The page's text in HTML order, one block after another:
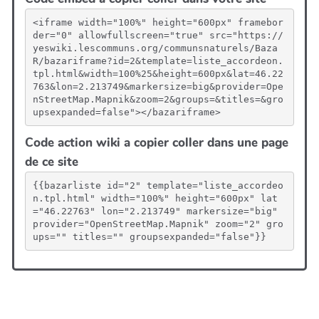
<iframe width="100%" height="600px" framebor
der="0" allowfullscreen="true" src="https://
yeswiki.lescommuns.org/communsnaturels/Baza
R/bazariframe?id=2&template=liste_accordeon.
tpl.html&width=100%25&height=600px&lat=46.22
763&lon=2.213749&markersize=big&provider=Ope
nStreetMap.Mapnik&zoom=2&groups=&titles=&gro
upsexpanded=false"></bazariframe>
Code action wiki a copier coller dans une page
de ce site
{{bazarliste id="2" template="liste_accordeo
n.tpl.html" width="100%" height="600px" lat
="46.22763" lon="2.213749" markersize="big"
provider="OpenStreetMap.Mapnik" zoom="2" gro
ups="" titles="" groupsexpanded="false"}}